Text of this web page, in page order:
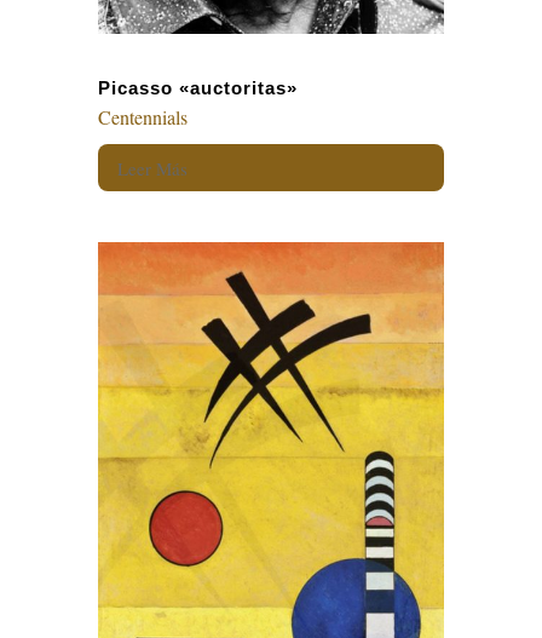
Picasso «auctoritas»
Centennials
Leer Más